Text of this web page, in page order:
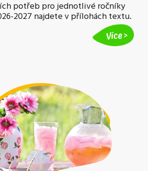
potřeb pro jednotlivé ročníky
2027 najdete v přílohách textu.
Více